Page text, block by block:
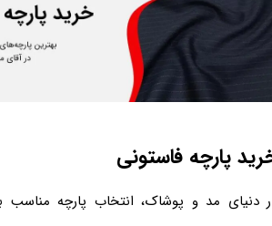
پارچه فاستونی
دنیای مد و پوشاک، انتخاب پارچه